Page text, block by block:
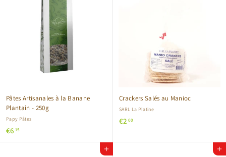
Pâtes Artisanales à la Banane
Plantain - 250g
Papy Pâtes
€6 15
6
Crackers Salés au Manioc
SARL La Platine
€2 00€
,
Ajouter au panier Ajouter au panier